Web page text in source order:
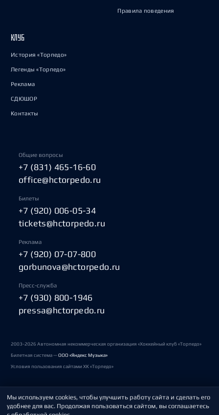
Правила поведения
КЛУБ
История «Торпедо»
Легенды «Торпедо»
Реклама
СДЮШОР
Контакты
Общие вопросы
+7 (831) 465-16-60
office@hctorpedo.ru
Билеты
+7 (920) 006-05-34
tickets@hctorpedo.ru
Реклама
+7 (920) 07-07-800
gorbunova@hctorpedo.ru
Пресс-служба
+7 (930) 800-1946
pressa@hctorpedo.ru
2003-2026 Автономная некоммерческая организация «Хоккейный клуб «Торпедо»
Билетная система —ООО «Яндекс Музыка»
Условия пользования сайтами ХК «Торпедо»
Политика обработки персональных данных
Мы используем cookies, чтобы улучшить работу сайта и сделать его
удобнее для вас. Продолжая пользоваться сайтом, вы соглашаетесь